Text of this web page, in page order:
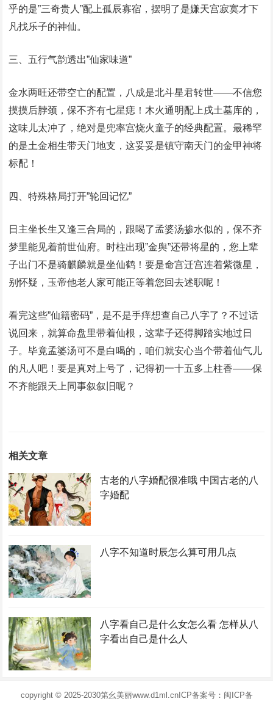
乎的是”三奇贵人”配上孤辰寡宿，摆明了是嫌天宫寂寞才下
凡找乐子的神仙。
三、五行气韵透出”仙家味道”
金水两旺还带空亡的配置，八成是北斗星君转世——不信您
摸摸后脖颈，保不齐有七星痣！木火通明配上戌土墓库的，
这味儿太冲了，绝对是兜率宫烧火童子的经典配置。最稀罕
的是土金相生带天门地支，这妥妥是镇守南天门的金甲神将
标配！
四、特殊格局打开”轮回记忆”
日主坐长生又逢三合局的，跟喝了孟婆汤掺水似的，保不齐
梦里能见着前世仙府。时柱出现”金舆”还带将星的，您上辈
子出门不是骑麒麟就是坐仙鹤！要是命宫迁宫连着紫微星，
别怀疑，玉帝他老人家可能正等着您回去述职呢！
看完这些”仙籍密码”，是不是手痒想查自己八字了？不过话
说回来，就算命盘里带着仙根，这辈子还得脚踏实地过日
子。毕竟孟婆汤可不是白喝的，咱们就安心当个带着仙气儿
的凡人吧！要是真对上号了，记得初一十五多上柱香——保
不齐能跟天上同事叙叙旧呢？
相关文章
古老的八字婚配很准哦 中国古老的八
字婚配
八字不知道时辰怎么算可用几点
八字看自己是什么女怎么看 怎样从八
字看出自己是什么人
copyright © 2025-2030第幺美丽www.d1ml.cnICP备案号：闽ICP备